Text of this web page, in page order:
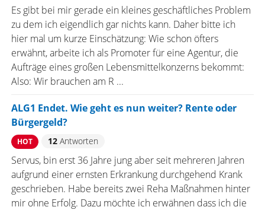
Es gibt bei mir gerade ein kleines geschäftliches Problem
zu dem ich eigendlich gar nichts kann. Daher bitte ich
hier mal um kurze Einschätzung: Wie schon öfters
erwähnt, arbeite ich als Promoter für eine Agentur, die
Aufträge eines großen Lebensmittelkonzerns bekommt:
Also: Wir brauchen am R ...
ALG1 Endet. Wie geht es nun weiter? Rente oder
Bürgergeld?
HOT 12Antworten
Servus, bin erst 36 Jahre jung aber seit mehreren Jahren
aufgrund einer ernsten Erkrankung durchgehend Krank
geschrieben. Habe bereits zwei Reha Maßnahmen hinter
mir ohne Erfolg. Dazu möchte ich erwähnen dass ich die